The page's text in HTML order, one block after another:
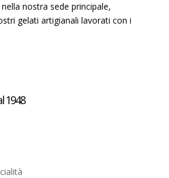
nostra sede principale,
gelati artigianali lavorati con i
1948